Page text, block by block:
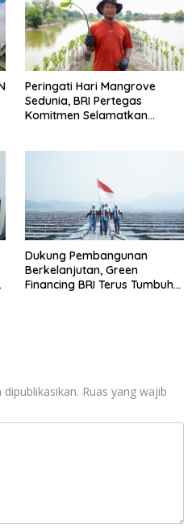
Peringati Hari Mangrove
Sedunia, BRI Pertegas
Komitmen Selamatkan
Dukung Pembangunan
Berkelanjutan, Green
Financing BRI Terus Tumbuh
Ruas yang wajib